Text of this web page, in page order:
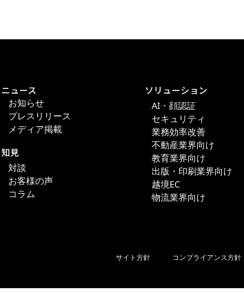
ニュース
お知らせ
プレスリリース
メディア掲載
知見
対談
お客様の声
コラム
ソリューション
AI・顔認証
セキュリティ
業務効率改善
不動産業界向け
教育業界向け
出版・印刷業界向け
越境EC
物流業界向け
サイト方針 コンプライアンス方針